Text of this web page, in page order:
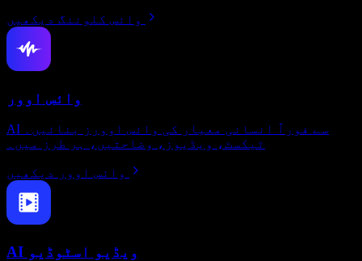
وائس کلوننگ دیکھیں
وائس اوور
AI سے فوراً انسانی معیار کی وائس اوورز بنائیں۔
ٹیکسٹ، ویڈیوز، وضاحتیں، ہر طرز میں۔
وائس اوور دیکھیں
AI ویڈیو اسٹوڈیو